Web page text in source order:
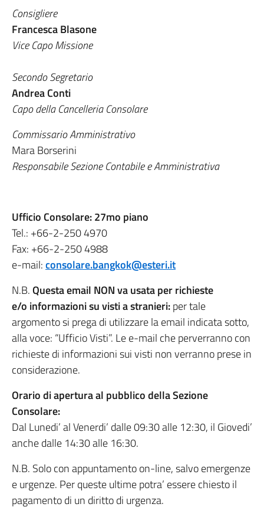
Consigliere
Francesca Blasone
Vice Capo Missione
Secondo Segretario
Andrea Conti
Capo della Cancelleria Consolare
Commissario Amministrativo
Mara Borserini
Responsabile Sezione Contabile e Amministrativa
Ufficio Consolare: 27mo piano
Tel.: +66-2-250 4970
Fax: +66-2-250 4988
e-mail:consolare.bangkok@esteri.it
N.B.Questa email NON va usata per richieste
e/o informazioni su visti a stranieri:per tale
argomento si prega di utilizzare la email indicata sotto,
alla voce: “Ufficio Visti”. Le e-mail che perverranno con
richieste di informazioni sui visti non verranno prese in
considerazione.
Orario di apertura al pubblico della Sezione
Consolare:
Dal Lunedi’ al Venerdi’ dalle 09:30 alle 12:30, il Giovedi’
anche dalle 14:30 alle 16:30.
N.B. Solo con appuntamento on-line, salvo emergenze
e urgenze. Per queste ultime potra’ essere chiesto il
pagamento di un diritto di urgenza.